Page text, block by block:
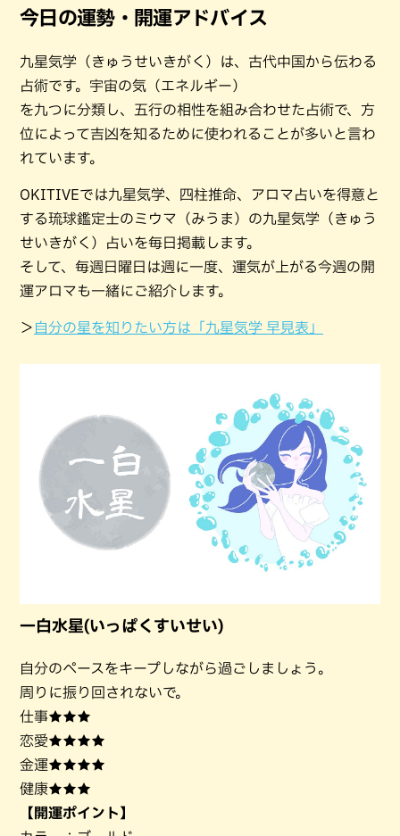
今日の運勢・開運アドバイス
九星気学（きゅうせいきがく）は、古代中国から伝わる
占術です。宇宙の気（エネルギー）
を九つに分類し、五行の相性を組み合わせた占術で、方
位によって吉凶を知るために使われることが多いと言わ
れています。
OKITIVEでは九星気学、四柱推命、アロマ占いを得意と
する琉球鑑定士のミウマ（みうま）の九星気学（きゅう
せいきがく）占いを毎日掲載します。
そして、毎週日曜日は週に一度、運気が上がる今週の開
運アロマも一緒にご紹介します。
＞ 自分の星を知りたい方は「九星気学 早見表」
一白水星(いっぱくすいせい)
自分のペースをキープしながら過ごしましょう。
周りに振り回されないで。
仕事★★★
恋愛★★★★
金運★★★★
健康★★★
【開運ポイント】